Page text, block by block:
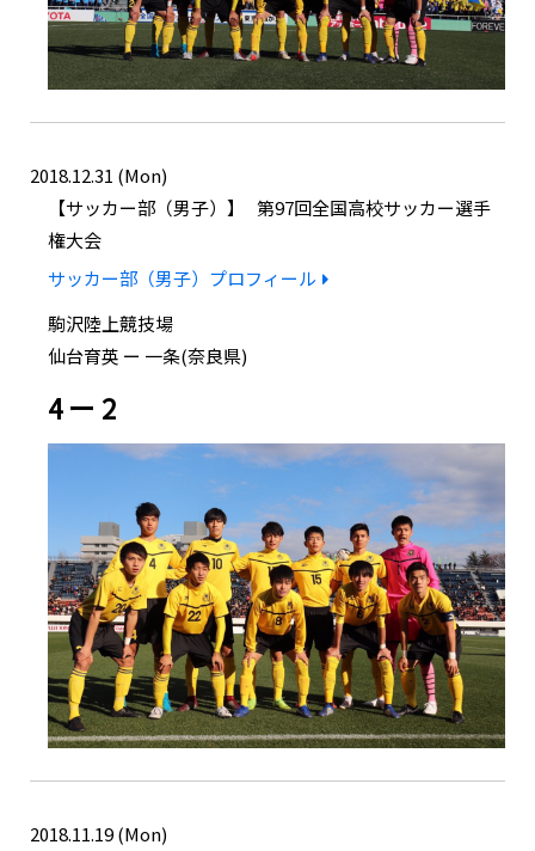
2018.12.31 (Mon)
サッカー部（男子）
第97回全国高校サッカー選手
権大会
サッカー部（男子）プロフィール
駒沢陸上競技場
仙台育英 ー 一条(奈良県)
4 ー 2
2018.11.19 (Mon)